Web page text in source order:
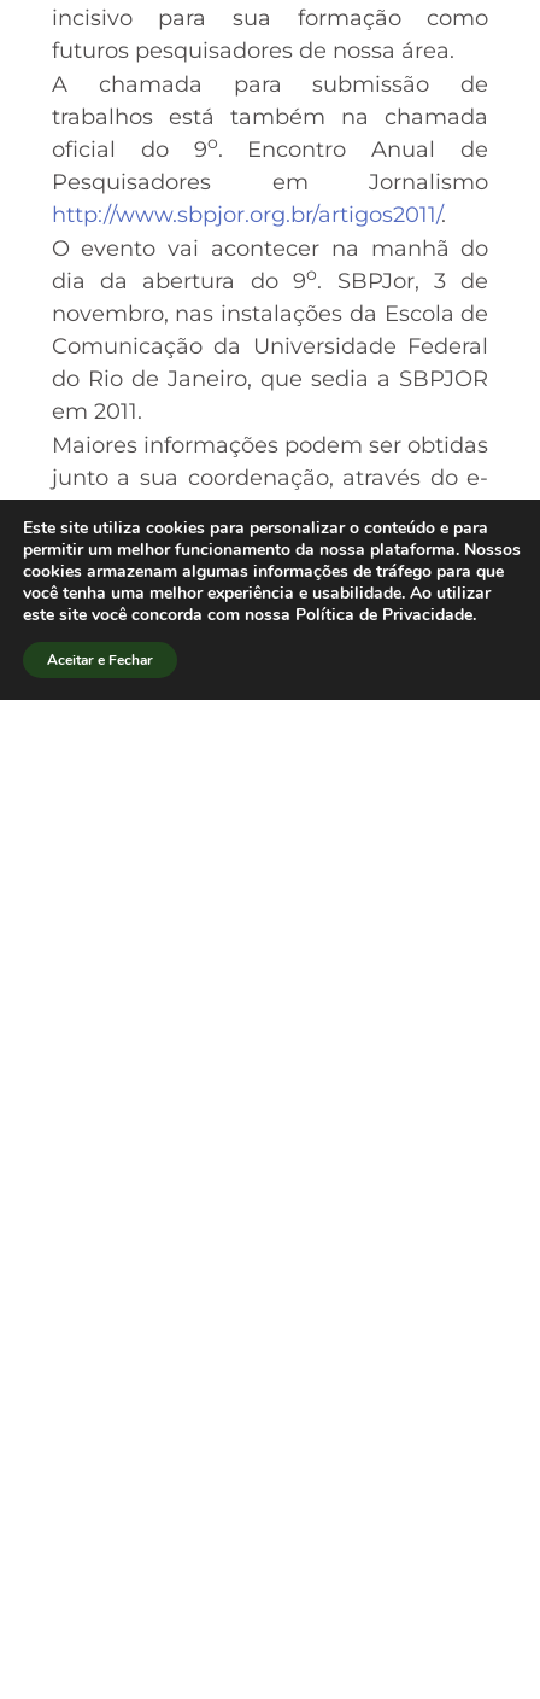
incisivo para sua formação como
futuros pesquisadores de nossa área.
A chamada para submissão de
trabalhos está também na chamada
oficial do 9o. Encontro Anual de
Pesquisadores em Jornalismo
http://www.sbpjor.org.br/artigos2011/.
O evento vai acontecer na manhã do
dia da abertura do 9o. SBPJor, 3 de
novembro, nas instalações da Escola de
Comunicação da Universidade Federal
do Rio de Janeiro, que sedia a SBPJOR
em 2011.
Maiores informações podem ser obtidas
junto a sua coordenação, através do e-
encontrojovenspesquisadores@gmail.com.
Os coordenadores do 1o.Encontro de
Jovens Pesquisadores em
Jornalismo são os professores Josenildo
Guerra e Victor Gentilli.
Este site utiliza cookies para personalizar o conteúdo e para
permitir um melhor funcionamento da nossa plataforma. Nossos
cookies armazenam algumas informações de tráfego para que
você tenha uma melhor experiência e usabilidade. Ao utilizar
este site você concorda com nossa Política de Privacidade.
Aceitar e Fechar